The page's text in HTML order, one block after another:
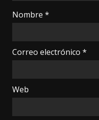
Nombre *
Correo electrónico *
Web